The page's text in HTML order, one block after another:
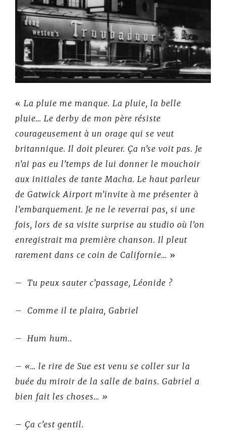
« La pluie me manque. La pluie, la belle
pluie… Le derby de mon père résiste
courageusement à un orage qui se veut
britannique. Il doit pleurer. Ça n’se voit pas. Je
n’ai pas eu l’temps de lui donner le mouchoir
aux initiales de tante Macha. Le haut parleur
de Gatwick Airport m’invite à me présenter à
l’embarquement. Je ne le reverrai pas, si une
fois, lors de sa visite surprise au studio où l’on
enregistrait ma première chanson. Il pleut
rarement dans ce coin de Californie… »
– Tu peux sauter c’passage, Léonide ?
– Comme il te plaira, Gabriel
– Hum hum..
– «… le rire de Sue est venu se coller sur la
buée du miroir de la salle de bains. Gabriel a
bien fait les choses… »
– Ça c’est gentil.